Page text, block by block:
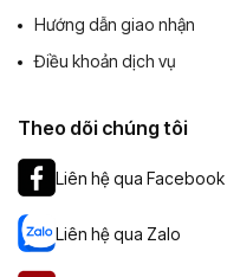
Hướng dẫn giao nhận
Điều khoản dịch vụ
Theo dõi chúng tôi
Liên hệ qua Facebook
Liên hệ qua Zalo